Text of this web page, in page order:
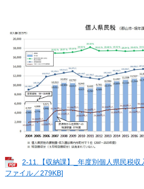
2-11.【収納課】_年度別個人県民税
ファイル／279KB]